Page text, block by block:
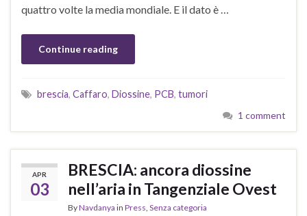
quattro volte la media mondiale. E il dato è …
Continue reading
brescia, Caffaro, Diossine, PCB, tumori
1 comment
APR
03
BRESCIA: ancora diossine
nell’aria in Tangenziale Ovest
ByNavdanya in Press Senza categoria